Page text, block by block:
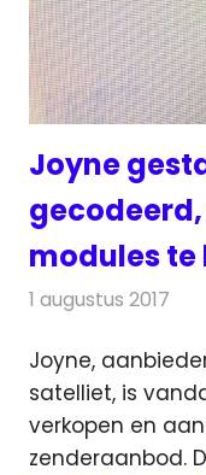
Joyne
modules te
1 augustus 2017
Joyne,
satelliet, is
verkopen en
zenderaanbod.